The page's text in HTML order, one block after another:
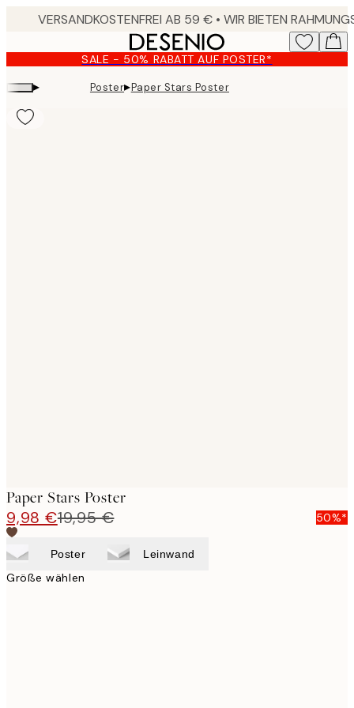
content.
SALE - 50% RABATT AUF POSTER*
▸ Poster▸Paper Stars Poster
Paper Stars Poster
9,98 €19,95 € 50%*
Poster Leinwand
Größe wählen